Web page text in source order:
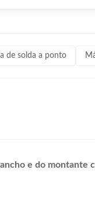
de solda a ponto
e do montante